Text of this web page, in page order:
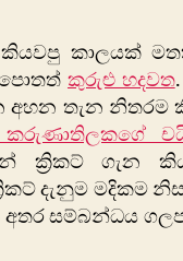
කාලයක්
කුරුළු හදවත
අහන තැන
කරුණාතිලකගේ
ක්‍රිකට් ගැන
දැනුම මදිකම
අතර සම්බන්ධය